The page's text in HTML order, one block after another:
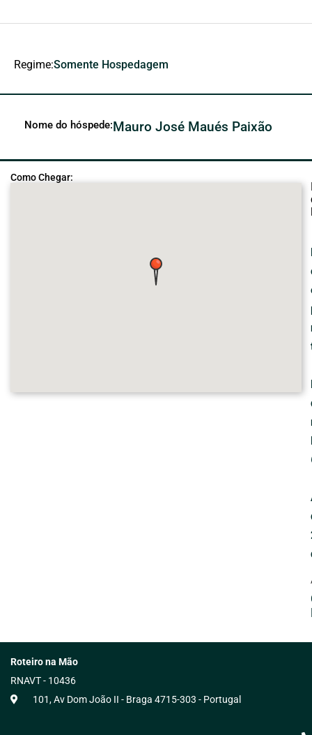
Regime:Somente Hospedagem
Nome do hóspede:Mauro José Maués Paixão
Como Chegar:
Roteiro na Mão
RNAVT - 10436
101, Av Dom João II - Braga 4715-303 - Portugal